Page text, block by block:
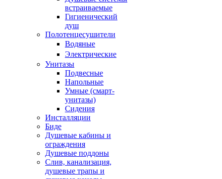
встраиваемые
Гигиенический
душ
Полотенцесушители
ㅤВодяные
ㅤЭлектрические
Унитазы
Подвесные
Напольные
Умные (смарт-
унитазы)
Сидения
Инсталляции
Биде
Душевые кабины и
ограждения
Душевые поддоны
Слив, канализация,
душевые трапы и